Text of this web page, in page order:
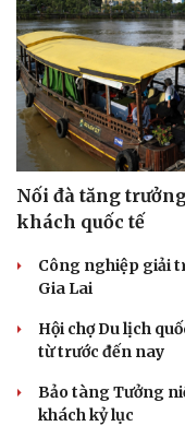
Nối đà tăng
khách quốc tế
Công nghiệp giải
Gia Lai
Hội chợ Du lịch
từ trước đến nay
Bảo tàng Tưởng
khách kỷ lục